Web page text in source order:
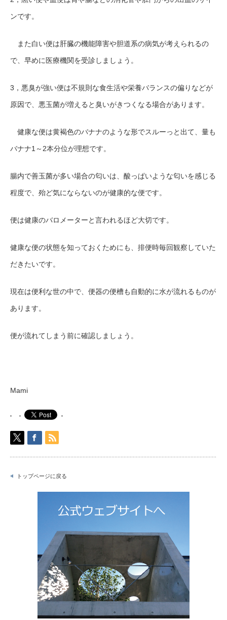
ンです。
また白い便は肝臓の機能障害や胆道系の病気が考えられるの
で、早めに医療機関を受診しましょう。
3，悪臭が強い便は不規則な食生活や栄養バランスの偏り などが
原因で、悪玉菌が増えると臭いがきつくなる場合があります。
健康な便は黄褐色のバナナのような形でスルーっと出て、量も
バナナ1～2本分位が理想です。
腸内で善玉菌が多い場合の匂いは、酸っぱいような匂いを感じる
程度で、殆ど気にならないのが健康的な便です。
便は健康のバロメーターと言われるほど大切です。
健康な便の状態を知っておくためにも、排便時毎回観察していた
だきたいです。
現在は便利な世の中で、便器の便槽も自動的に水が流れるものが
あります。
便が流れてしまう前に確認しましょう。
Mami
トップページに戻る